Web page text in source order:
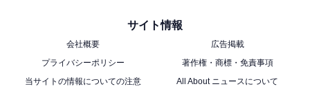
サイト情報
会社概要
広告掲載
プライバシーポリシー
著作権・商標・免責事項
当サイトの情報についての注意
All About ニュースについて